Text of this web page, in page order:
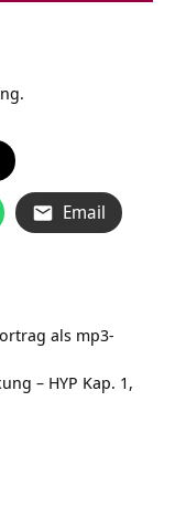
Email
als mp3-
– HYP Kap. 1,